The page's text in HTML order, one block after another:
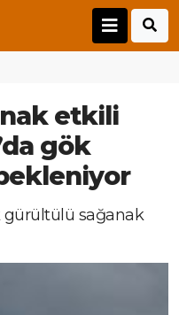
etkili
gök
gürültülü sağanak